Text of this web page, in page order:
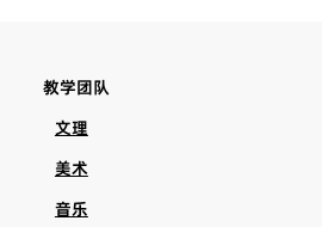
教学团队
文理
美术
音乐